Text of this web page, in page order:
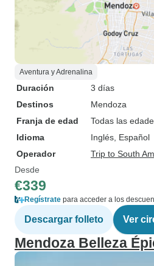
Aventura y Adrenalina
Duración
3 días
Destinos
Mendoza
Franja de edad
Todas las
Idioma
Inglés, Español
Operador
Trip to South
Desde
€339
Regístrate para acceder a los
Descargar folleto Ver
Mendoza Belleza